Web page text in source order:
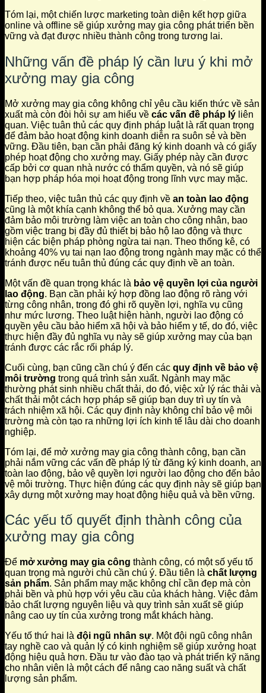
Tóm lại, một chiến lược marketing toàn diện kết hợp giữa
online và offline sẽ giúp xưởng may gia công phát triển bền
vững và đạt được nhiều thành công trong tương lai.
Những vấn đề pháp lý cần lưu ý khi mở
xưởng may gia công
Mở xưởng may gia công không chỉ yêu cầu kiến thức về sản
xuất mà còn đòi hỏi sự am hiểu về các vấn đề pháp lý liên
quan. Việc tuân thủ các quy định pháp luật là rất quan trọng
để đảm bảo hoạt động kinh doanh diễn ra suôn sẻ và bền
vững. Đầu tiên, bạn cần phải đăng ký kinh doanh và có giấy
phép hoạt động cho xưởng may. Giấy phép này cần được
cấp bởi cơ quan nhà nước có thẩm quyền, và nó sẽ giúp
bạn hợp pháp hóa mọi hoạt động trong lĩnh vực may mặc.
Tiếp theo, việc tuân thủ các quy định về an toàn lao động
cũng là một khía cạnh không thể bỏ qua. Xưởng may cần
đảm bảo môi trường làm việc an toàn cho công nhân, bao
gồm việc trang bị đầy đủ thiết bị bảo hộ lao động và thực
hiện các biện pháp phòng ngừa tai nạn. Theo thống kê, có
khoảng 40% vụ tai nạn lao động trong ngành may mặc có thể
tránh được nếu tuân thủ đúng các quy định về an toàn.
Một vấn đề quan trọng khác là bảo vệ quyền lợi của người
lao động. Bạn cần phải ký hợp đồng lao động rõ ràng với
từng công nhân, trong đó ghi rõ quyền lợi, nghĩa vụ cũng
như mức lương. Theo luật hiện hành, người lao động có
quyền yêu cầu bảo hiểm xã hội và bảo hiểm y tế, do đó, việc
thực hiện đầy đủ nghĩa vụ này sẽ giúp xưởng may của bạn
tránh được các rắc rối pháp lý.
Cuối cùng, bạn cũng cần chú ý đến các quy định về bảo vệ
môi trường trong quá trình sản xuất. Ngành may mặc
thường phát sinh nhiều chất thải, do đó, việc xử lý rác thải và
chất thải một cách hợp pháp sẽ giúp bạn duy trì uy tín và
trách nhiệm xã hội. Các quy định này không chỉ bảo vệ môi
trường mà còn tạo ra những lợi ích kinh tế lâu dài cho doanh
nghiệp.
Tóm lại, để mở xưởng may gia công thành công, bạn cần
phải nắm vững các vấn đề pháp lý từ đăng ký kinh doanh, an
toàn lao động, bảo vệ quyền lợi người lao động cho đến bảo
vệ môi trường. Thực hiện đúng các quy định này sẽ giúp bạn
xây dựng một xưởng may hoạt động hiệu quả và bền vững.
Các yếu tố quyết định thành công của
xưởng may gia công
Để mở xưởng may gia công thành công, có một số yếu tố
quan trọng mà người chủ cần chú ý. Đầu tiên là chất lượng
sản phẩm. Sản phẩm may mặc không chỉ cần đẹp mà còn
phải bền và phù hợp với yêu cầu của khách hàng. Việc đảm
bảo chất lượng nguyên liệu và quy trình sản xuất sẽ giúp
nâng cao uy tín của xưởng trong mắt khách hàng.
Yếu tố thứ hai là đội ngũ nhân sự. Một đội ngũ công nhân
tay nghề cao và quản lý có kinh nghiệm sẽ giúp xưởng hoạt
động hiệu quả hơn. Đầu tư vào đào tạo và phát triển kỹ năng
cho nhân viên là một cách để nâng cao năng suất và chất
lượng sản phẩm.